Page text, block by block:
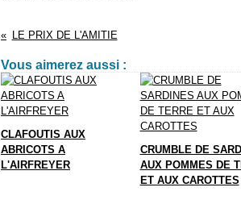
LE PRIX DE L'AMITIE
Vous aimerez aussi :
CLAFOUTIS AUX
ABRICOTS A
L'AIRFREYER
CRUMBLE DE
AUX POMMES DE
ET AUX CAROTTES